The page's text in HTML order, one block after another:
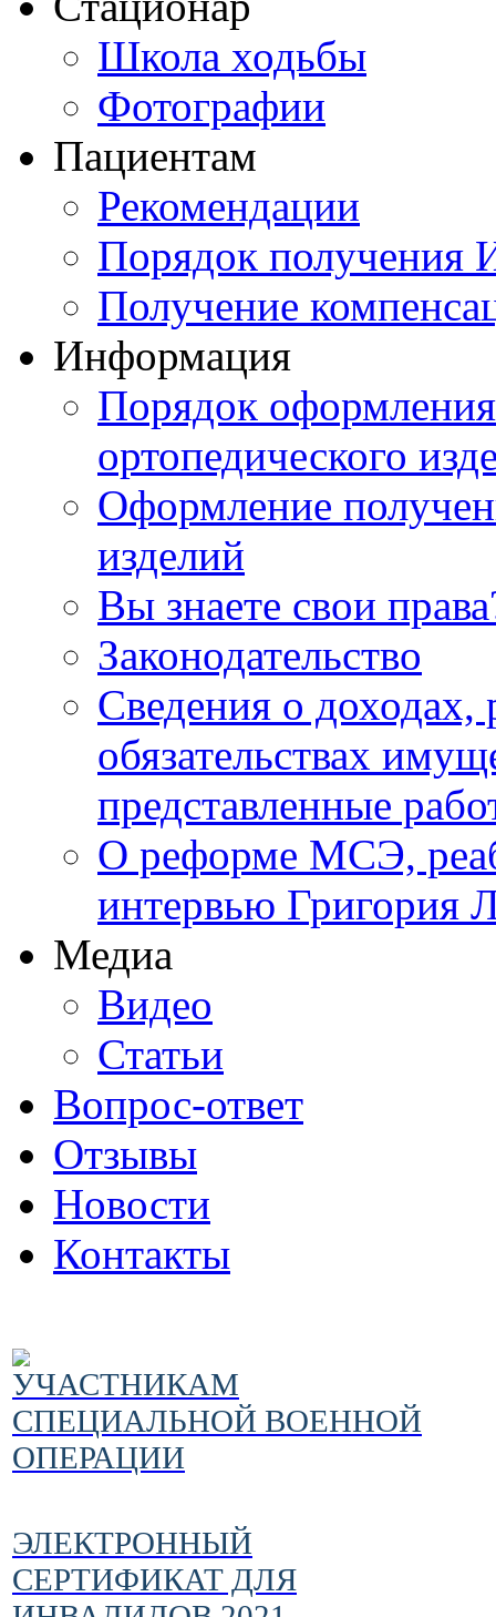
Школа ходьбы
Фотографии
Пациентам
Рекомендации
Порядок получения
Получение
Информация
Порядок оформления
ортопедического
Оформление
изделий
Вы знаете свои
Законодательство
Сведения о доходах,
обязательствах
представленные
О реформе МСЭ,
интервью Григория
Медиа
Видео
Статьи
Вопрос-ответ
Отзывы
Новости
Контакты
УЧАСТНИКАМ
СПЕЦИАЛЬНОЙ ВОЕННОЙ
ОПЕРАЦИИ
ЭЛЕКТРОННЫЙ
СЕРТИФИКАТ ДЛЯ